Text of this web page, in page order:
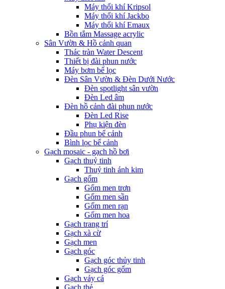
Máy thổi khí Kripsol
Máy thổi khí Jackbo
Máy thổi khí Emaux
Bồn tắm Massage acrylic
Sân Vườn & Hồ cảnh quan
Thác tràn Water Descent
Thiết bị đài phun nước
Máy bơm bể lọc
Đèn Sân Vườn & Đèn Dưới Nước
Đèn spotlight sân vườn
Đèn Led âm
Đèn hồ cảnh đài phun nước
Đèn Led Rise
Phụ kiện đèn
Đầu phun bể cảnh
Bình lọc bể cảnh
Gạch mosaic - gạch hồ bơi
Gạch thuỷ tinh
Thuỷ tinh ánh kim
Gạch gốm
Gốm men trơn
Gốm men sần
Gốm men rạn
Gốm men hoa
Gạch trang trí
Gạch xà cừ
Gạch men
Gạch góc
Gạch góc thủy tinh
Gạch góc gốm
Gạch vảy cá
Gạch thẻ